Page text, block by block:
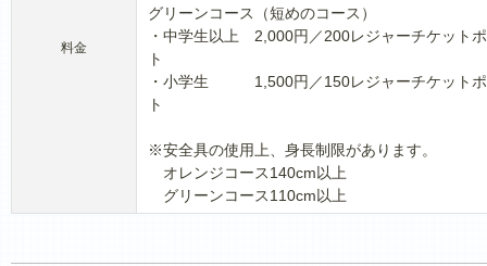
料金
グリーンコース（短めのコース）
・中学生以上 2,000円／200レジャーチケット
ト
・小学生 1,500円／150レジャーチケットポ
ト
※安全具の使用上、身長制限があります。
オレンジコース140cm以上
グリーンコース110cm以上